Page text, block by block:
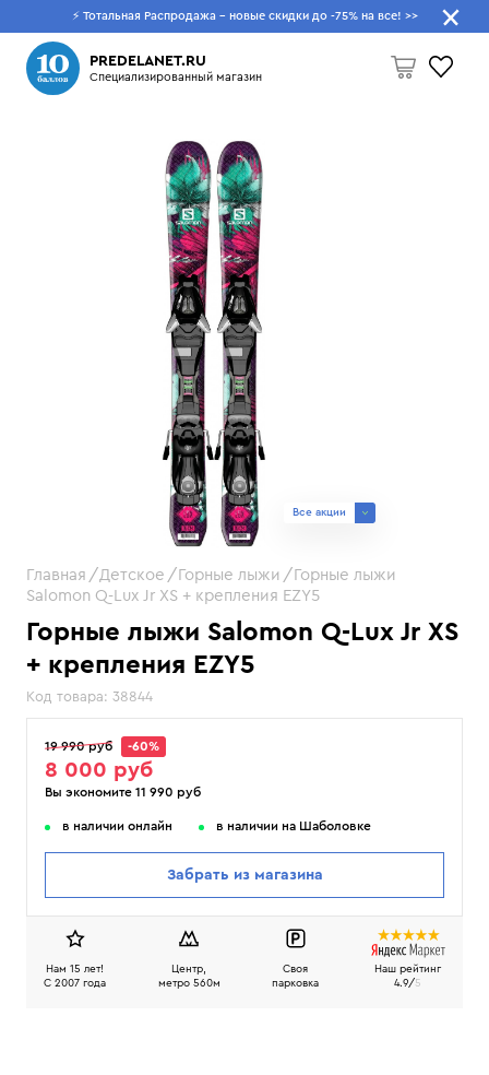
⚡ Тотальная Распродажа - новые скидки до -75% на все! >>
PREDELANET.RU
Специализированный магазин
Что будем искать?
Горные лыжи Salomon Q-Lux Jr XS
+ крепления EZY5
Код товара: 38844
Все акции
Главная Детское Горные лыжи
Горные лыжи
Salomon Q-Lux Jr XS + крепления EZY5
19 990 руб -60%
8 000 руб
Вы экономите 11 990 руб
в наличии онлайн в наличии на Шаболовке
Забрать из магазина
Нам 15 лет!
C 2007 года
Центр,
метро 560м
Своя
парковка
Наш рейтинг
4.9/5